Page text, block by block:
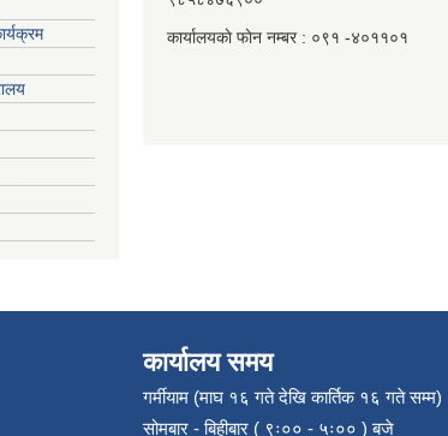
कार्यालयकाे फाेन नम्बर : ०९१ -४०११०१
कार्यालय समय
गर्मीयाम (माघ १६ गते देखि कार्तिक १६ गते सम्म)
सोमबार - बिहीबार ( ९ः०० - ५ः०० ) बजे